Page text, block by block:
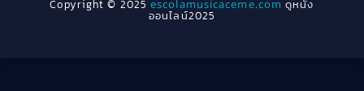
Cult Film(4)
1940
Copyright © 2025escolamusicaceme.com ดูหนัง
ออนไลน์2025